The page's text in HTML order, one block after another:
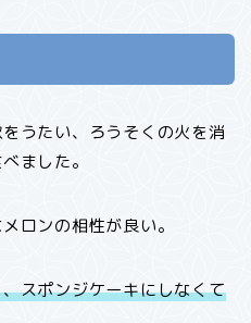
うたい、ろうそくの火を消
ました。
ロンの相性が良い。
スポンジケーキにしなくて